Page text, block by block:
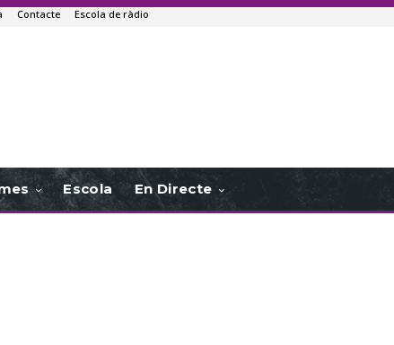
Contacte Escola de ràdio
Escola En Directe